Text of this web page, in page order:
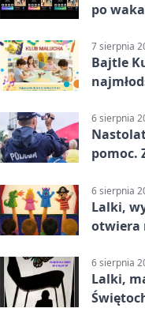
po
7 sierpnia
Bajtle
6 sierpnia
pomoc.
6 sierpnia
Lalki,
otwiera
6 sierpnia
Lalki,